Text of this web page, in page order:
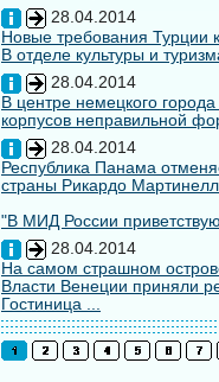
28.04.2014
Новые требования Турции
В отделе культуры и
28.04.2014
В центре немецкого
корпусов неправильной
28.04.2014
Республика Панама
страны Рикардо
"В МИД России
28.04.2014
На самом страшном
Власти Венеции приняли
Гостиница ...